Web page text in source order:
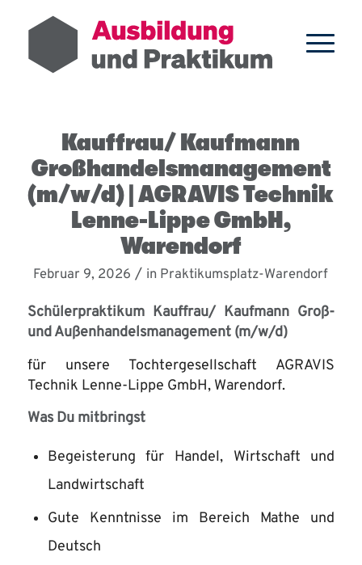
Kauffrau/ Kaufmann
Großhandelsmanagement
(m/w/d) | AGRAVIS Technik
Lenne-Lippe GmbH,
Warendorf
Februar 9, 2026 / in Praktikumsplatz-Warendorf
Schülerpraktikum Kauffrau/ Kaufmann Groß-
und Außenhandelsmanagement (m/w/d)
für unsere Tochtergesellschaft AGRAVIS
Technik Lenne-Lippe GmbH, Warendorf.
Was Du mitbringst
Begeisterung für Handel, Wirtschaft und
Landwirtschaft
Gute Kenntnisse im Bereich Mathe und
Deutsch